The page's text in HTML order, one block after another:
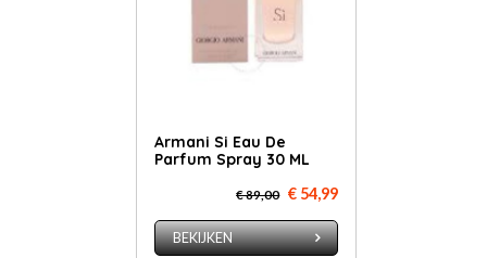
Armani Si Eau De
Parfum Spray 30 ML
€ 89,00 € 54,99
BEKIJKEN